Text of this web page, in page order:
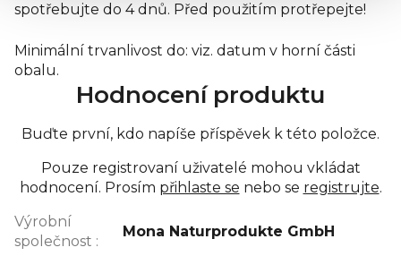
spotřebujte do 4 dnů. Před použitím protřepejte!
Minimální trvanlivost do: viz. datum v horní části
obalu.
Hodnocení produktu
Buďte první, kdo napíše příspěvek k této položce.
Pouze registrovaní uživatelé mohou vkládat
hodnocení. Prosím přihlaste se nebo se registrujte.
Výrobní
společnost :
Mona Naturprodukte GmbH